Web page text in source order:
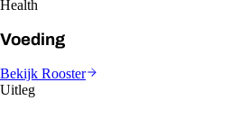
Health
Voeding
Bekijk Rooster
Uitleg